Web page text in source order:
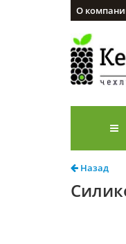
О
Назад